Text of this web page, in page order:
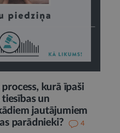
kurā īpaši
un
jautājumiem
parādnieki?
4